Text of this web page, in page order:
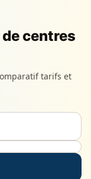
centres
tarifs et